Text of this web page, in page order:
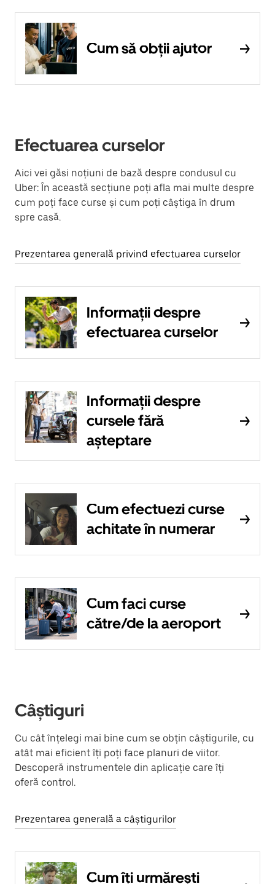
Cum să obții ajutor
Efectuarea curselor
Aici vei găsi noțiuni de bază despre condusul cu
Uber: În această secțiune poți afla mai multe despre
cum poți face curse și cum poți câștiga în drum
spre casă.
Prezentarea generală privind efectuarea curselor
Informații despre
efectuarea curselor
Informații despre
cursele fără
așteptare
Cum efectuezi curse
achitate în numerar
Cum faci curse
către/de la aeroport
Câștiguri
Cu cât înțelegi mai bine cum se obțin câștigurile, cu
atât mai eficient îți poți face planuri de viitor.
Descoperă instrumentele din aplicație care îți
oferă control.
Prezentarea generală a câștigurilor
Cum îți urmărești